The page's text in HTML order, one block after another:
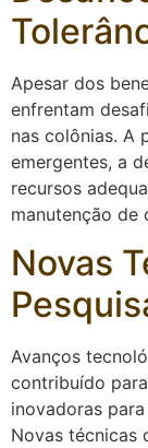
Apesar dos
enfrentam
nas colônias. A
emergentes, a
recursos
manutenção de
Novas
Avanços
contribuído
inovadoras
Novas técnicas